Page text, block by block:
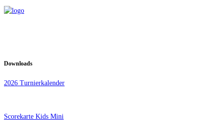
Downloads
2026 Turnierkalender
Scorekarte Kids Mini